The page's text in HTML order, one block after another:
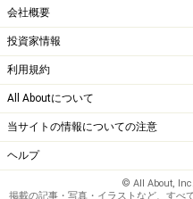
会社概要
投資家情報
利用規約
All Aboutについて
当サイトの情報についての注意
ヘルプ
© All About,
掲載の記事・写真・イラストなど、すべ